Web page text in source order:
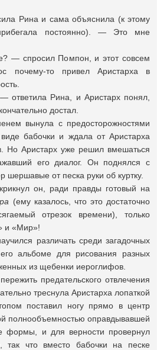
Рина и сама объяснила (к этому
постоянно). — Это мне
— спросил Помпон, и этот совсем
почему-то привел Аристарха в
Рина, и Аристарх понял,
достал.
вынула с предосторожностями
бабочки и ждала от Аристарха
Но Аристарх уже решил вмешаться
его диалог. Он поднялся с
шершавые от песка руки об куртку.
он, ради правды готовый на
(ему казалось, что это достаточно
отрезок времени), только
и «Мир»!
различать среди загадочных
альбоме для рисования разных
из щебенки иероглифов.
предательского отвлечения
треснула Аристарха лопаткой
поставил ногу прямо в центр
полнообъемностью оправдывавшей
формы, и для верности провернул
так что вместо бабочки на песке